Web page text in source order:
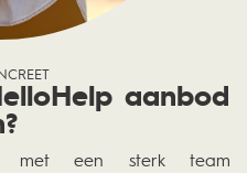
aanbod
met een sterk team